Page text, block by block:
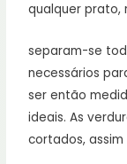
qualquer prato,
separam-se
necessários
ser então
ideais. As
cortados, assim